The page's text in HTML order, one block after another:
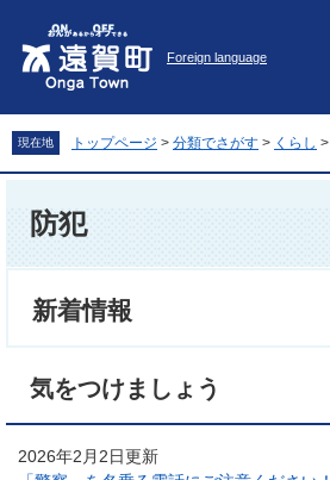
先
頭
を
飛
Foreign language
現在地 トップページ > 分類でさがす > くらし >
防犯
新着情報
気をつけましょう
2026年2月2日更新